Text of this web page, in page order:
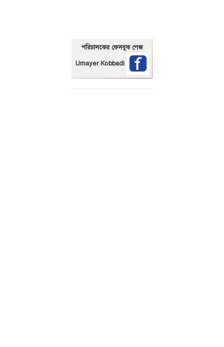
পরিচালকের ফেসবুক পেজ
Umayer Kobbadi